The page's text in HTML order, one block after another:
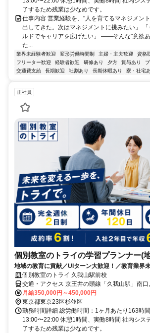
了するため残業は少なめです。
仕事内容 営業経験を、"人を育てるマネジメン
出してきた。次はマネジメントに挑みたい」
ルドでキャリアを広げたい」 ――そんな"意欲
た...
業界未経験者歓迎 変形労働時間制 主婦・主夫歓迎
資格
フリーター歓迎
経験者歓迎 研修あり 夕方 賞与あり
交通費支給
長期歓迎 社割あり 長期休暇あり 寮・社宅
正社員
個別教室のトライの学習プランナー(
地域の教育に貢献／UIターン大歓迎！／教育業界
個別教室のトライ 久我山駅前校
交通・アクセス 京王井の頭線「久我山駅」南
月給350,000円～450,000円
東京都東京23区杉並区
勤務時間詳細 総労働時間：1ヶ月あたり163時
13:00〜22:00 休憩1時間、実働8時間 社内シス
了するため残業は少なめです。